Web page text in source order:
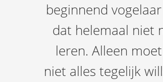
beginnend
dat helemaal niet
leren. Alleen
niet alles tegelijk